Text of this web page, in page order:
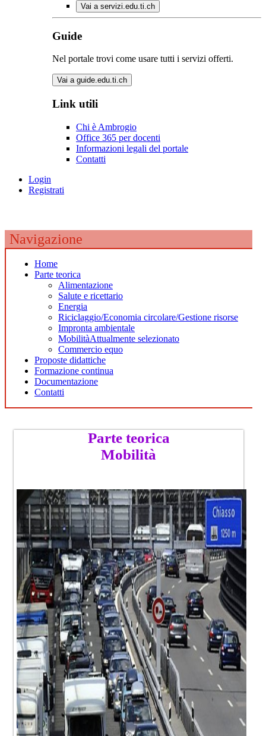
Vai a servizi.edu.ti.ch
Guide
Nel portale trovi come usare tutti i servizi offerti.
Vai a guide.edu.ti.ch
Link utili
Chi è Ambrogio
Office 365 per docenti
Informazioni legali del portale
Contatti
Login
Registrati
Navigazione
Home
Parte teorica
Alimentazione
Salute e ricettario
Energia
Riciclaggio/Economia circolare/Gestione risorse
Impronta ambientale
MobilitàAttualmente selezionato
Commercio equo
Proposte didattiche
Formazione continua
Documentazione
Contatti
​​​​​​​​​​​​​​​​​​​​​Parte teorica
Mobilità